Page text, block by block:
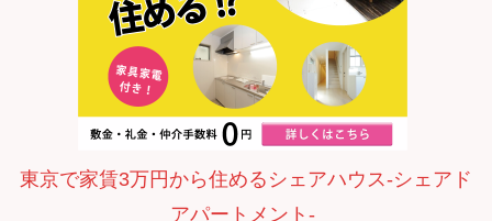
東京で家賃3万円から住めるシェアハウス-シェアド
アパートメント-